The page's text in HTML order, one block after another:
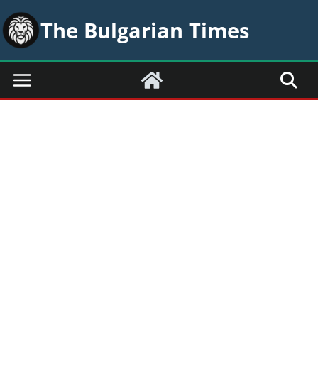
Skip
to
content
The Bulgarian Times